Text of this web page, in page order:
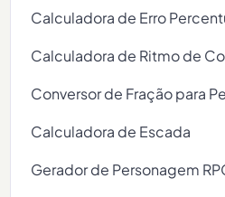
Calculadora de Erro
Calculadora de Ritmo de
Conversor de Fração para
Calculadora de Escada
Gerador de Personagem